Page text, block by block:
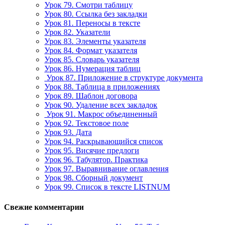
Урок 79. Смотри таблицу
Урок 80. Ссылка без закладки
Урок 81. Переносы в тексте
Урок 82. Указатели
Урок 83. Элементы указателя
Урок 84. Формат указателя
Урок 85. Словарь указателя
Урок 86. Нумерация таблиц
Урок 87. Приложение в структуре документа
Урок 88. Таблица в приложениях
Урок 89. Шаблон договора
Урок 90. Удаление всех закладок
Урок 91. Макрос объединенный
Урок 92. Текстовое поле
Урок 93. Дата
Урок 94. Раскрывающийся список
Урок 95. Висячие предлоги
Урок 96. Табулятор. Практика
Урок 97. Выравнивание оглавления
Урок 98. Сборный документ
Урок 99. Список в тексте LISTNUM
Свежие комментарии